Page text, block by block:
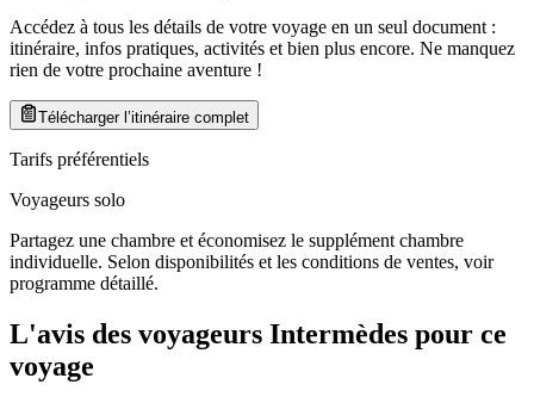
Accédez à tous les détails de votre voyage en un seul document :
itinéraire, infos pratiques, activités et bien plus encore. Ne manquez
rien de votre prochaine aventure !
Télécharger l’itinéraire complet
Tarifs préférentiels
Voyageurs solo
Partagez une chambre et économisez le supplément chambre
individuelle. Selon disponibilités et les conditions de ventes, voir
programme détaillé.
L'avis des voyageurs Intermèdes pour ce
voyage